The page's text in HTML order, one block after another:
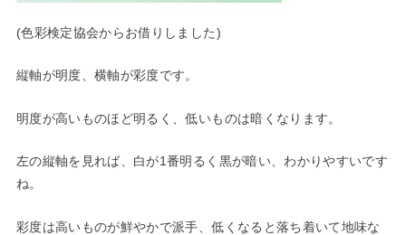
(色彩検定協会からお借りしました)
縦軸が明度、横軸が彩度です。
明度が高いものほど明るく、低いものは暗くなります。
左の縦軸を見れば、白が1番明るく黒が暗い、わかりやすいです
ね。
彩度は高いものが鮮やかで派手、低くなると落ち着いて地味な